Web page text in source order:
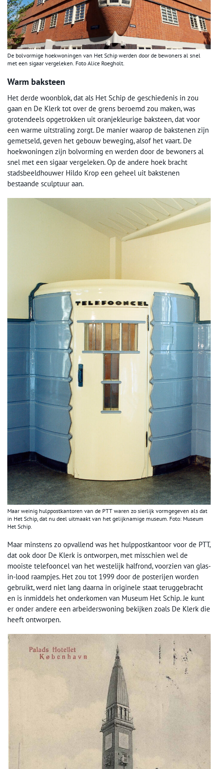
De bolvormige hoekwoningen van Het Schip werden door de bewoners al snel
met een sigaar vergeleken. Foto Alice Roegholt.
Warm baksteen
Het derde woonblok, dat als Het Schip de geschiedenis in zou
gaan en De Klerk tot over de grens beroemd zou maken, was
grotendeels opgetrokken uit oranjekleurige baksteen, dat voor
een warme uitstraling zorgt. De manier waarop de bakstenen zijn
gemetseld, geven het gebouw beweging, alsof het vaart. De
hoekwoningen zijn bolvorming en werden door de bewoners al
snel met een sigaar vergeleken. Op de andere hoek bracht
stadsbeeldhouwer Hildo Krop een geheel uit bakstenen
bestaande sculptuur aan.
Maar weinig hulppostkantoren van de PTT waren zo sierlijk vormgegeven als dat
in Het Schip, dat nu deel uitmaakt van het gelijknamige museum. Foto: Museum
Het Schip.
Maar minstens zo opvallend was het hulppostkantoor voor de PTT,
dat ook door De Klerk is ontworpen, met misschien wel de
mooiste telefooncel van het westelijk halfrond, voorzien van glas-
in-lood raampjes. Het zou tot 1999 door de posterijen worden
gebruikt, werd niet lang daarna in originele staat teruggebracht
en is inmiddels het onderkomen van Museum Het Schip. Je kunt
er onder andere een arbeiderswoning bekijken zoals De Klerk die
heeft ontworpen.